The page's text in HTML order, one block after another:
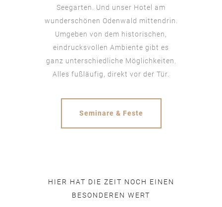
Seegarten. Und unser Hotel am
wunderschönen Odenwald mittendrin.
Umgeben von dem historischen,
eindrucksvollen Ambiente gibt es
ganz unterschiedliche Möglichkeiten.
Alles fußläufig, direkt vor der Tür.
Seminare & Feste
HIER HAT DIE ZEIT NOCH EINEN
BESONDEREN WERT